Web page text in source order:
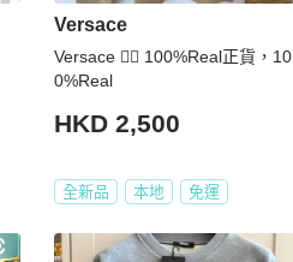
Versace
Versace 👍🏻 100%Real正貨，10
0%Real
HKD 2,500
全新品 本地 免運